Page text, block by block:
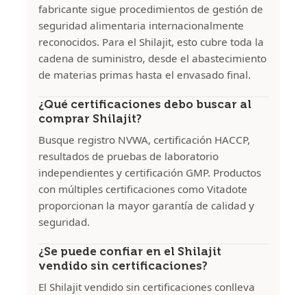
fabricante sigue procedimientos de gestión de
seguridad alimentaria internacionalmente
reconocidos. Para el Shilajit, esto cubre toda la
cadena de suministro, desde el abastecimiento
de materias primas hasta el envasado final.
¿Qué certificaciones debo buscar al
comprar Shilajit?
Busque registro NVWA, certificación HACCP,
resultados de pruebas de laboratorio
independientes y certificación GMP. Productos
con múltiples certificaciones como Vitadote
proporcionan la mayor garantía de calidad y
seguridad.
¿Se puede confiar en el Shilajit
vendido sin certificaciones?
El Shilajit vendido sin certificaciones conlleva